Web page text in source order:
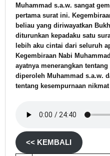
Muhammad s.a.w. sangat
pertama surat ini.
beliau yang diriwayatkan
diturunkan kepadaku satu
lebih aku cintai dari seluruh
Kegembiraan Nabi
ayatnya menerangkan
diperoleh Muhammad s.a.w.
tentang kesempurnaan
<< KEMBALI